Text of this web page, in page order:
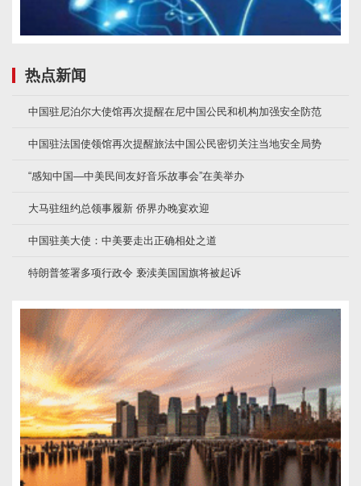
热点新闻
中国驻尼泊尔大使馆再次提醒在尼中国公民和机构加强安全防范
中国驻法国使领馆再次提醒旅法中国公民密切关注当地安全局势
“感知中国—中美民间友好音乐故事会”在美举办
大马驻纽约总领事履新 侨界办晚宴欢迎
中国驻美大使：中美要走出正确相处之道
特朗普签署多项行政令 亵渎美国国旗将被起诉